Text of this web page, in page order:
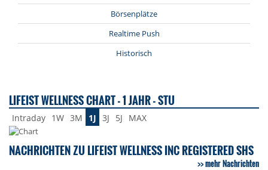
Börsenplätze
Realtime Push
Historisch
LIFEIST WELLNESS CHART - 1 JAHR - STU
Intraday 1W 3M 1J 3J 5J MAX
NACHRICHTEN ZU LIFEIST WELLNESS INC REGISTERED SHS
mehr Nachrichten